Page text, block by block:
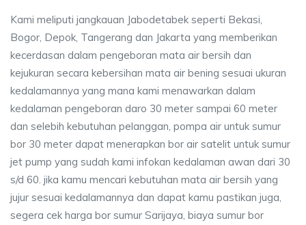
Kami meliputi jangkauan Jabodetabek seperti Bekasi,
Bogor, Depok, Tangerang dan Jakarta yang memberikan
kecerdasan dalam pengeboran mata air bersih dan
kejukuran secara kebersihan mata air bening sesuai ukuran
kedalamannya yang mana kami menawarkan dalam
kedalaman pengeboran daro 30 meter sampai 60 meter
dan selebih kebutuhan pelanggan, pompa air untuk sumur
bor 30 meter dapat menerapkan bor air satelit untuk sumur
jet pump yang sudah kami infokan kedalaman awan dari 30
s/d 60. jika kamu mencari kebutuhan mata air bersih yang
jujur sesuai kedalamannya dan dapat kamu pastikan juga,
segera cek harga bor sumur Sarijaya, biaya sumur bor